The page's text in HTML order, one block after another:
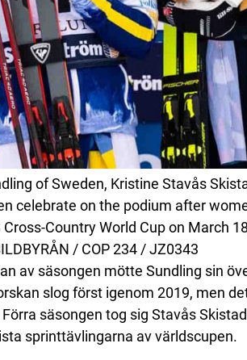
of Sweden, Kristine Stavås
celebrate on the podium after
Country World Cup on March
/ COP 234 / JZ0343
av säsongen mötte Sundling sin
slog först igenom 2019, men
säsongen tog sig Stavås
sprinttävlingarna av världscupen.